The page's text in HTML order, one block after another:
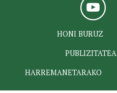
HONI BURUZ
PUBLIZITATEA
HARREMANETARAKO